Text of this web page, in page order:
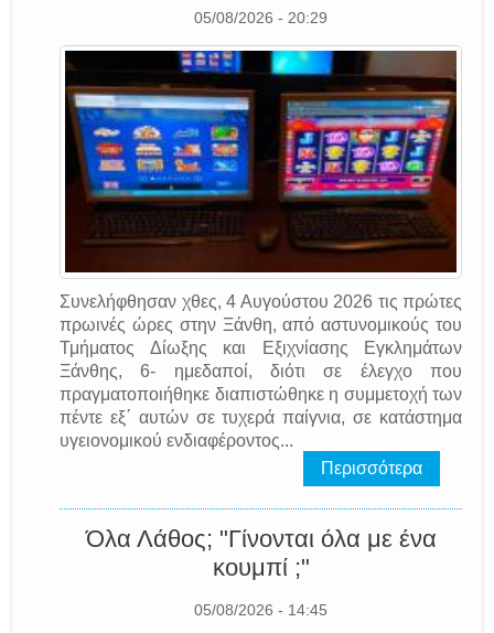
05/08/2026 - 20:29
Συνελήφθησαν χθες, 4 Αυγούστου 2026 τις πρώτες
πρωινές ώρες στην Ξάνθη, από αστυνομικούς του
Τμήματος Δίωξης και Εξιχνίασης Εγκλημάτων
Ξάνθης, 6- ημεδαποί, διότι σε έλεγχο που
πραγματοποιήθηκε διαπιστώθηκε η συμμετοχή των
πέντε εξ΄ αυτών σε τυχερά παίγνια, σε κατάστημα
υγειονομικού ενδιαφέροντος...
Περισσότερα
Όλα Λάθος; "Γίνονται όλα με ένα
κουμπί ;"
05/08/2026 - 14:45